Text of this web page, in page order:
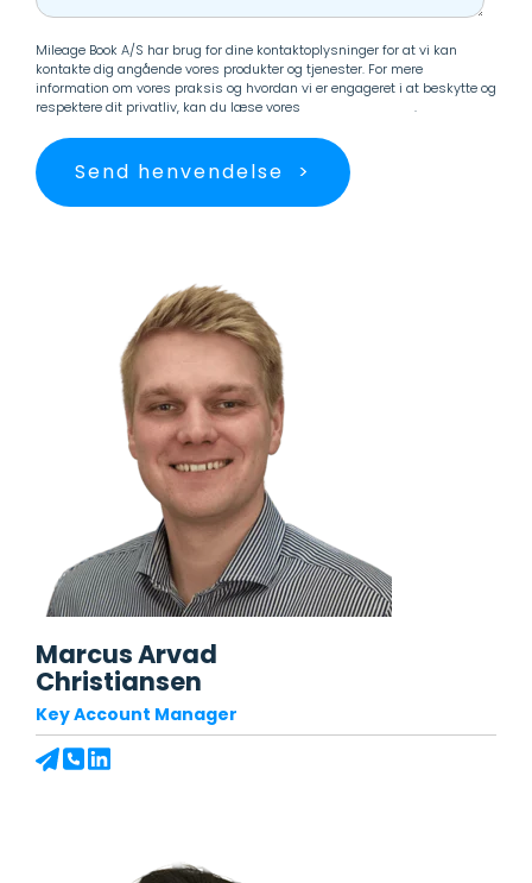
Mileage Book A/S har brug for dine kontaktoplysninger for at vi kan
kontakte dig angående vores produkter og tjenester. For mere
information om vores praksis og hvordan vi er engageret i at beskytte og
respektere dit privatliv, kan du læse vores
.
Marcus Arvad
Christiansen
Key Account Manager